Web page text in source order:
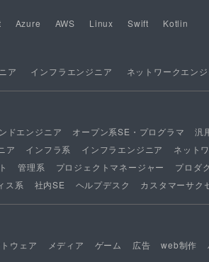
Azure AWS Linux Swift Kotlin
ア インフラエンジニア ネットワークエン
ドエンジニア オープン系SE・プログラマ 汎
ア インフラ系 インフラエンジニア ネット
管理系 プロジェクトマネージャー プロダ
ス系 社内SE ヘルプデスク カスタマーサク
ウェア メディア ゲーム 広告 web制作